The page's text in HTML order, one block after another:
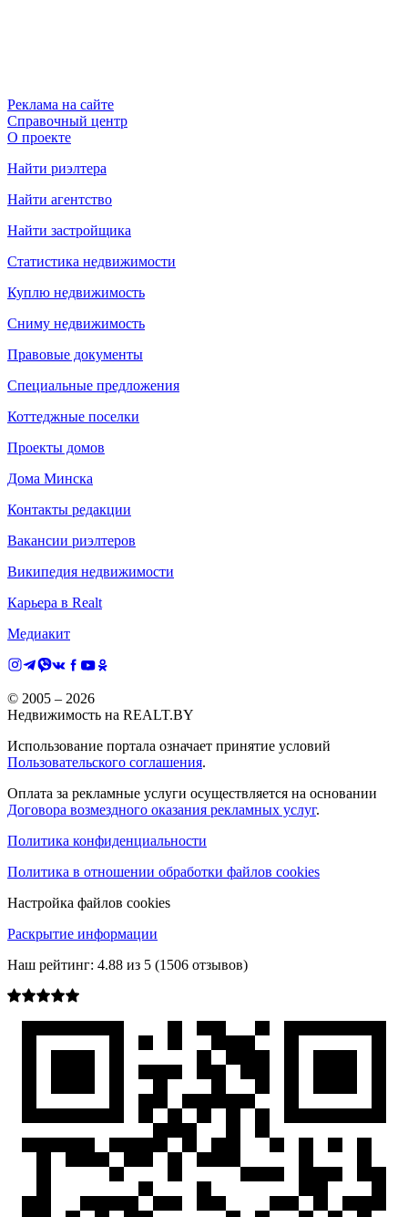
Реклама на сайте
Справочный центр
О проекте
Найти риэлтера
Найти агентство
Найти застройщика
Статистика недвижимости
Куплю недвижимость
Сниму недвижимость
Правовые документы
Специальные предложения
Коттеджные поселки
Проекты домов
Дома Минска
Контакты редакции
Вакансии риэлтеров
Википедия недвижимости
Карьера в Realt
Медиакит
© 2005 – 2026
Недвижимость на REALT.BY
Использование портала означает принятие условий
Пользовательского соглашения.
Оплата за рекламные услуги осуществляется на основании
Договора возмездного оказания рекламных услуг.
Политика конфиденциальности
Политика в отношении обработки файлов cookies
Настройка файлов cookies
Раскрытие информации
Наш рейтинг: 4.88 из 5 (1506 отзывов)